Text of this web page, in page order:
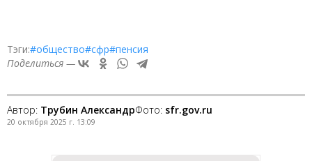
Тэги:#общество#сфр#пенсия
Поделиться —
Автор: Трубин АлександрФото: sfr.gov.ru
20 октября 2025 г. 13:09